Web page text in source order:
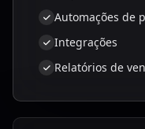
Automações de
Integrações
Relatórios de